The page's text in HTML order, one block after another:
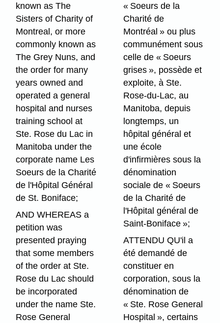
known as The
Sisters of Charity of
Montreal, or more
commonly known as
The Grey Nuns, and
the order for many
years owned and
operated a general
hospital and nurses
training school at
Ste. Rose du Lac in
Manitoba under the
corporate name Les
Soeurs de la Charité
de l'Hôpital Général
de St. Boniface;
AND WHEREAS a
petition was
presented praying
that some members
of the order at Ste.
Rose du Lac should
be incorporated
under the name Ste.
Rose General
« Soeurs de la
Charité de
Montréal » ou plus
communément sous
celle de « Soeurs
grises », possède et
exploite, à Ste.
Rose-du-Lac, au
Manitoba, depuis
longtemps, un
hôpital général et
une école
d'infirmières sous la
dénomination
sociale de « Soeurs
de la Charité de
l'Hôpital général de
Saint-Boniface »;
ATTENDU QU'il a
été demandé de
constituer en
corporation, sous la
dénomination de
« Ste. Rose General
Hospital », certains